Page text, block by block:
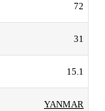
72
31
15.1
YANMAR